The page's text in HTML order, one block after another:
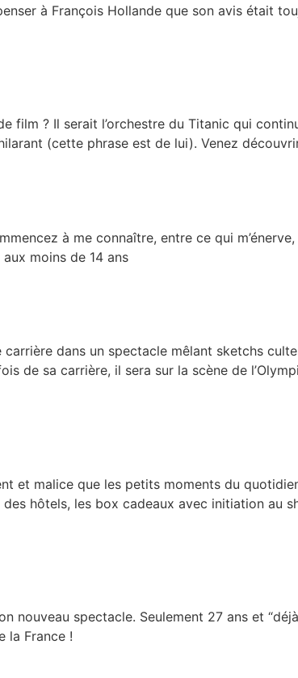
à François Hollande que son avis était
? Il serait l’orchestre du Titanic qui
(cette phrase est de lui). Venez
à me connaître, entre ce qui m’énerve,
moins de 14 ans
dans un spectacle mêlant sketchs
de sa carrière, il sera sur la scène de
et malice que les petits moments du
hôtels, les box cadeaux avec initiation au
nouveau spectacle. Seulement 27 ans et
la France !